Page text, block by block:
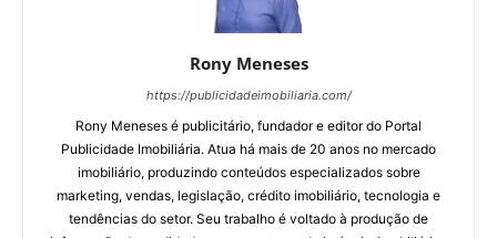
Rony Meneses
https://publicidadeimobiliaria.com/
Rony Meneses é publicitário, fundador e editor do Portal
Publicidade Imobiliária. Atua há mais de 20 anos no mercado
imobiliário, produzindo conteúdos especializados sobre
marketing, vendas, legislação, crédito imobiliário, tecnologia e
tendências do setor. Seu trabalho é voltado à produção de